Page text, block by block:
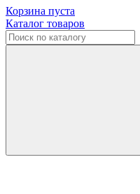
Корзина пуста
Каталог товаров